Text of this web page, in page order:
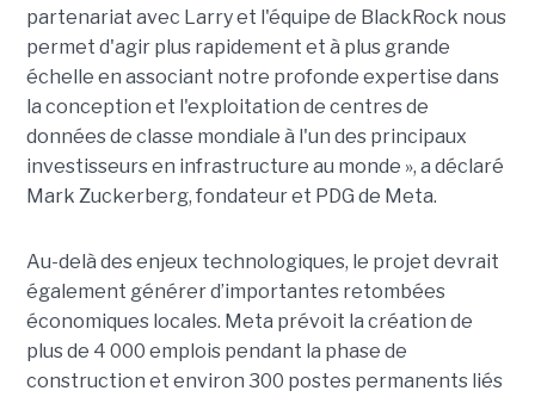
partenariat avec Larry et l'équipe de BlackRock nous
permet d'agir plus rapidement et à plus grande
échelle en associant notre profonde expertise dans
la conception et l'exploitation de centres de
données de classe mondiale à l'un des principaux
investisseurs en infrastructure au monde », a déclaré
Mark Zuckerberg, fondateur et PDG de Meta.
Au-delà des enjeux technologiques, le projet devrait
également générer d’importantes retombées
économiques locales. Meta prévoit la création de
plus de 4 000 emplois pendant la phase de
construction et environ 300 postes permanents liés